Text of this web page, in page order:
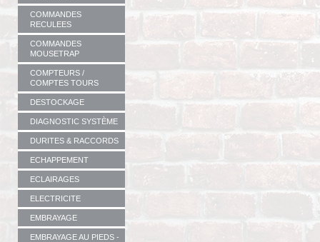
COMMANDES
RECULEES
COMMANDES
MOUSETRAP
COMPTEURS /
COMPTES TOURS
DESTOCKAGE
DIAGNOSTIC SYSTÈME
DURITES & RACCORDS
ECHAPPEMENT
ECLAIRAGES
ELECTRICITE
EMBRAYAGE
EMBRAYAGE AU PIEDS -